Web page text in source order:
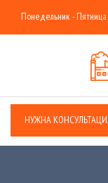
Понедельник - Пятница
НУЖНА